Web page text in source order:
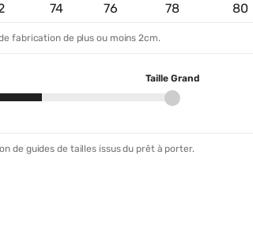
74 76 78 80
fabrication de plus ou moins 2cm.
Taille Grand
de guides de tailles issus du prêt à porter.